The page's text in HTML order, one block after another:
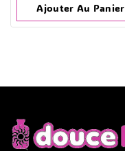
Ajouter Au Panier